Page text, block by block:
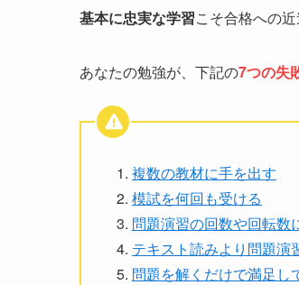
基本に忠実な学習こそ合格への近
あなたの勉強が、下記の7つの失
複数の教材に手を出す
模試を何回も受ける
問題演習の回数や回転数
テキスト読みより問題演
問題を解くだけで満足し